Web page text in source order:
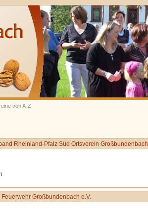
von A-Z
Rheinland-Pfalz Süd Ortsverein Großbundenbach
Großbundenbach e.V.